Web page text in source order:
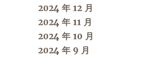
2024 年 12 月
2024 年 11 月
2024 年 10 月
2024 年 9 月